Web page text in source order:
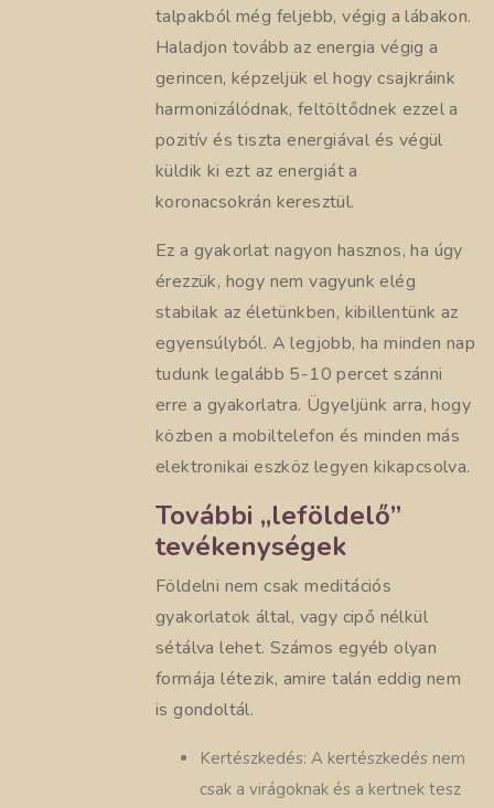
talpakból még feljebb, végig a lábakon.
Haladjon tovább az energia végig a
gerincen, képzeljük el hogy csajkráink
harmonizálódnak, feltöltődnek ezzel a
pozitív és tiszta energiával és végül
küldik ki ezt az energiát a
koronacsokrán keresztül.
Ez a gyakorlat nagyon hasznos, ha úgy
érezzük, hogy nem vagyunk elég
stabilak az életünkben, kibillentünk az
egyensúlyból. A legjobb, ha minden nap
tudunk legalább 5-10 percet szánni
erre a gyakorlatra. Ügyeljünk arra, hogy
közben a mobiltelefon és minden más
elektronikai eszköz legyen kikapcsolva.
További „leföldelő”
tevékenységek
Földelni nem csak meditációs
gyakorlatok által, vagy cipő nélkül
sétálva lehet. Számos egyéb olyan
formája létezik, amire talán eddig nem
is gondoltál.
Kertészkedés: A kertészkedés nem
csak a virágoknak és a kertnek tesz